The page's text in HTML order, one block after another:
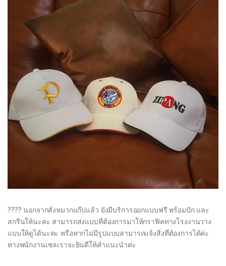
???? นอกจากสั่งหมวกแก๊ปแล้ว ยังมีบริการออกแบบฟรี พร้อมปัก และ
สกรีนให้นะคะ สามารถส่งแบบที่ต้องการมาให้กราฟิคทางโรงงานวาง
แบบให้ดูได้นะคะ หรือหากไม่มีรูปแบบสามารถแจ้งสิ่งที่ต้องการได้ค่ะ
ทางพนักงานเซลเราจะยินดีให้คำแนะนำค่ะ